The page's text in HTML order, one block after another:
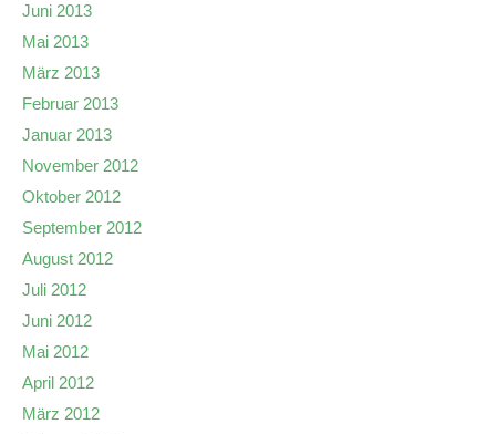
Juni 2013
Mai 2013
März 2013
Februar 2013
Januar 2013
November 2012
Oktober 2012
September 2012
August 2012
Juli 2012
Juni 2012
Mai 2012
April 2012
März 2012